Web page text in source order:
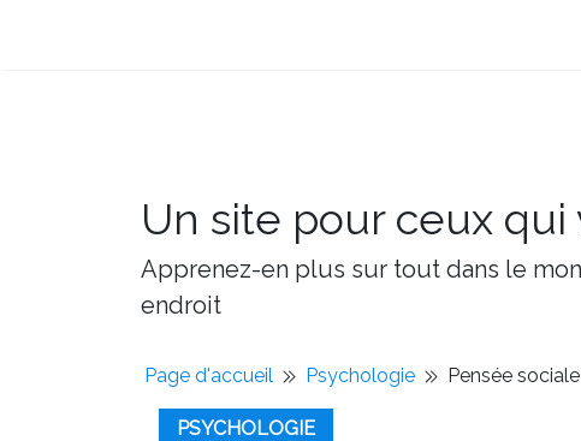
Un site pour ceux
Apprenez-en plus sur tout dans le
endroit
Page d'accueil Psychologie Pensée sociale
PSYCHOLOGIE